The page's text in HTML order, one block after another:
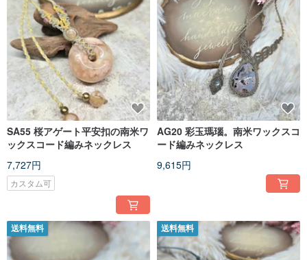
SA55 桜アゲート平安扣の南米ワ
ックスコード編みネックレス
7,727円
カスタム可
AG20 彩玉瑪瑙。南米ワックスコ
ード編みネックレス
9,615円
送料無料 送料無料